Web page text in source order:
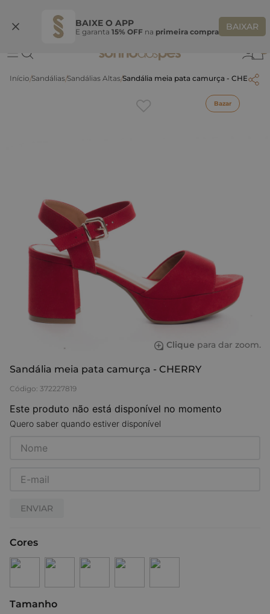
BAIXE O APP
E garanta 15% OFF na primeira compra BAIXAR
Ganhe 10% OFF na coleção utilizando o código do seu vendedor*
Sandálias Sandálias Altas Sandália meia pata camurça - CHERRY
Bazar
Clique para dar zoom.
Sandália meia pata camurça - CHERRY
Código: 372227819
Este produto não está disponível no momento
Quero saber quando estiver disponível
ENVIAR
Cores
Tamanho